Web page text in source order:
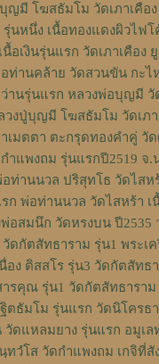
ญมี โฆสธัมโม วัดเภาเคือ
นหนึ่ง เนื้อทองแดงผิวไฟโ
เงินรุ่นแรก วัดเภาเคือง
อท่านคล้าย วัดสวนขัน กะไ
านรุ่นแรก หลวงพ่อบุญมี วั
วงปู่บุญมี โฆสธัมโม วัดเภา
มตตา ตะกรุดทองคำคู่ วัด
ำแพงถม รุ่นแรกปี2519 จ.
ท่านนวล ปริสุทโธ วัดไสห
พ่อท่านนวล วัดไสหร้า เ
อสมนึก วัดหรงบน ปี2535
ดกัตสัทธาราม รุ่น1 พระเค
อง ติสสโร รุ่น3 วัดกัตสัทธ
รคุณ รุ่น1 วัดกัตสัทธารา
ตธัมโม รุ่นแรก วัดนิโครธ
วัดแหลมยาง รุ่นแรก อมูเล
วํโส วัดกำแพงถม เกจิที่สั